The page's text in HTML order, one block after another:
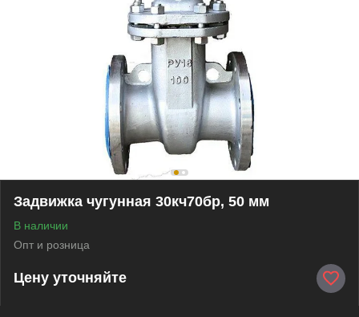
Задвижка чугунная 30кч70бр, 50 мм
В наличии
Опт и розница
Цену уточняйте